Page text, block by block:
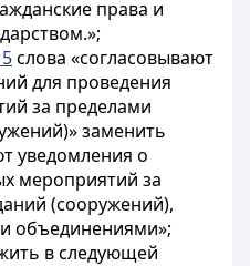
права и
слова «согласовывают
для проведения
за пределами
заменить
уведомления о
мероприятий за
(сооружений),
объединениями»;
в следующей